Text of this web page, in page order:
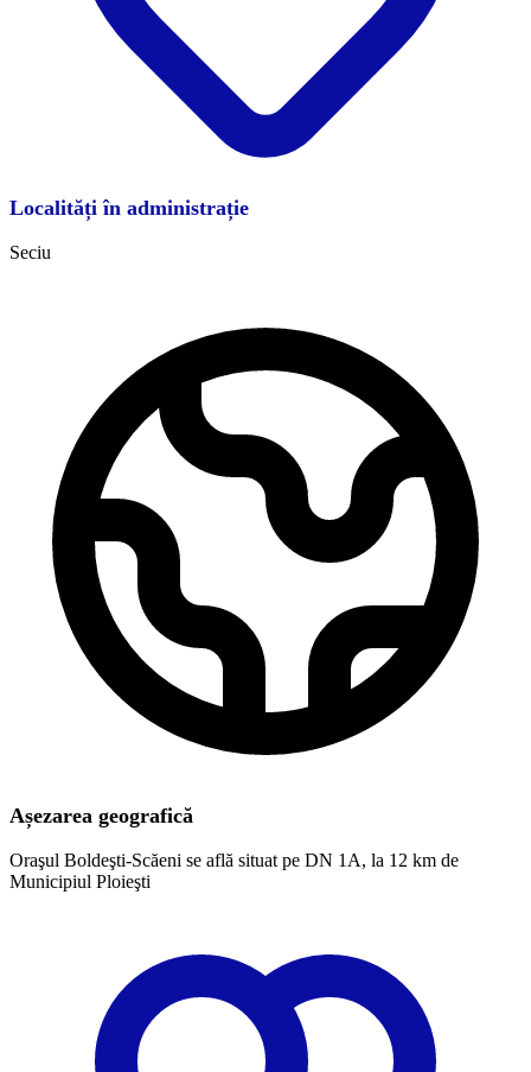
Localități în administrație
Seciu
Așezarea geografică
Oraşul Boldeşti-Scăeni se află situat pe DN 1A, la 12 km de
Municipiul Ploieşti